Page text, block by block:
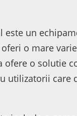
un
o mare
ofere o solutie
utilizatorii care